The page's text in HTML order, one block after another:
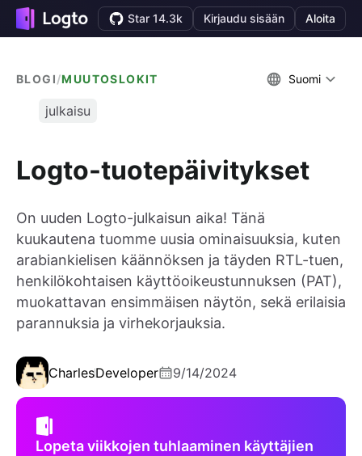
Star 14.3k Kirjaudu sisään Aloita
BLOGI/MUUTOSLOKIT Suomi
julkaisu
Logto-tuotepäivitykset
On uuden Logto-julkaisun aika! Tänä
kuukautena tuomme uusia ominaisuuksia, kuten
arabiankielisen käännöksen ja täyden RTL-tuen,
henkilökohtaisen käyttöoikeustunnuksen (PAT),
muokattavan ensimmäisen näytön, sekä erilaisia
parannuksia ja virhekorjauksia.
CharlesDeveloper 9/14/2024
Lopeta viikkojen tuhlaaminen käyttäjien